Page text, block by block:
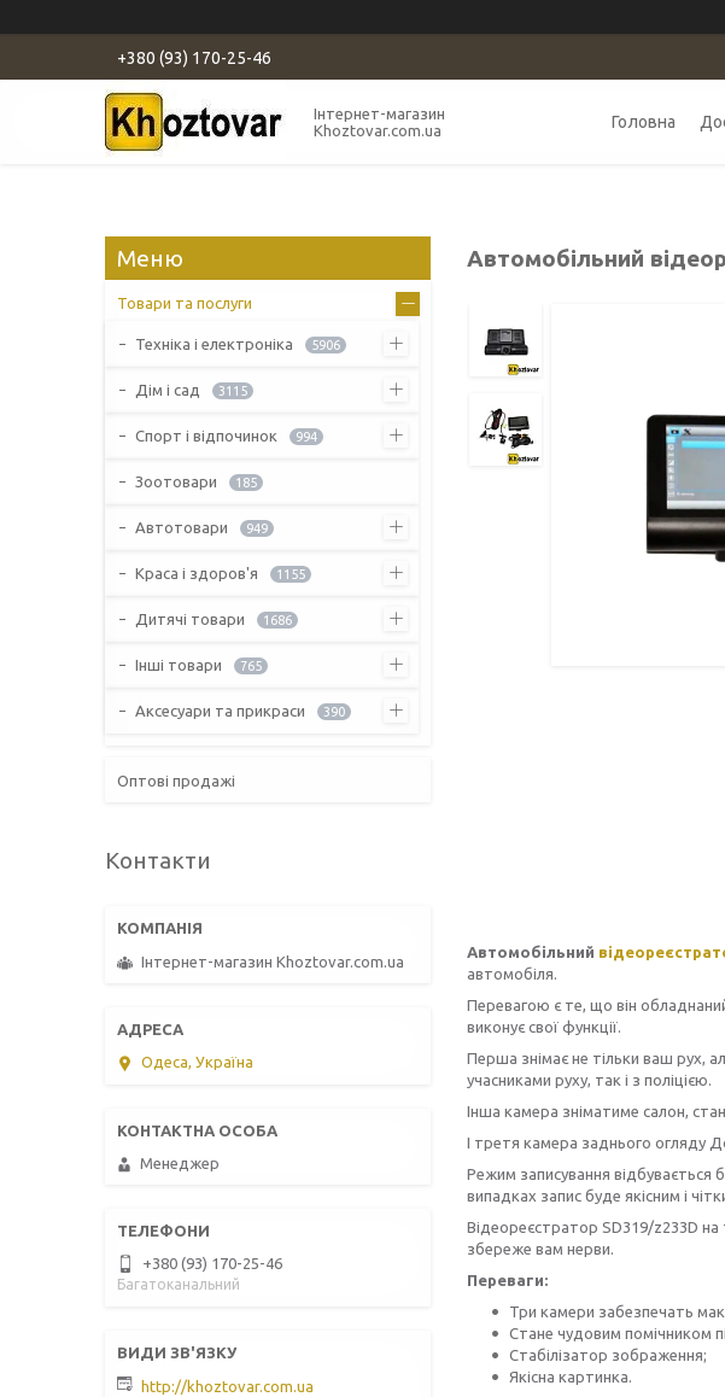
+380 (93) 170-25-46
Інтернет-магазин
Khoztovar.com.ua
Головна
Автомобільний
Автомобільний
автомобіля.
Перевагою є те, що він
виконує свої функції.
Перша знімає не тільки ваш рух,
учасниками руху, так і з поліцією.
Інша камера зніматиме салон,
І третя камера заднього огляду
Режим записування відбувається
випадках запис буде якісним і
Відеореєстратор SD319/z233D на
збереже вам нерви.
Переваги:
Три камери забезпечать
Стане чудовим помічником
Стабілізатор зображення;
Якісна картинка.
Товари та послуги
Техніка і електроніка 5906
Дім і сад 3115
Спорт і відпочинок 994
Зоотовари 185
Автотовари 949
Краса і здоров'я 1155
Дитячі товари 1686
Інші товари 765
Аксесуари та прикраси 390
Оптові продажі
Контакти
Інтернет-магазин Khoztovar.com.ua
Одеса, Україна
Менеджер
+380 (93) 170-25-46
Багатоканальний
http://khoztovar.com.ua